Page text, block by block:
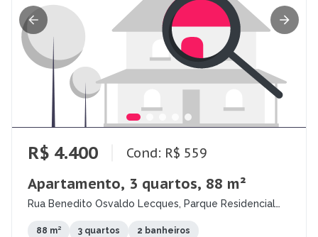
R$ 4.400 Cond: R$ 559
Apartamento, 3 quartos, 88 m²
Rua Benedito Osvaldo Lecques, Parque Residencial
88 m² 3 quartos 2 banheiros